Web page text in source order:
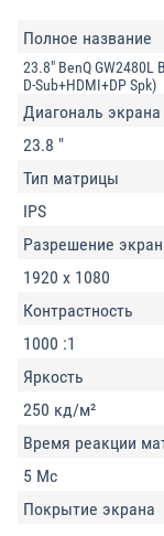
Полное название
23.8" BenQ GW2480L
D-Sub+HDMI+DP Spk)
Диагональ экрана
23.8 "
Тип матрицы
IPS
Разрешение
1920 x 1080
Контрастность
1000 :1
Яркость
250 кд/м²
Время реакции
5 Мс
Покрытие экрана